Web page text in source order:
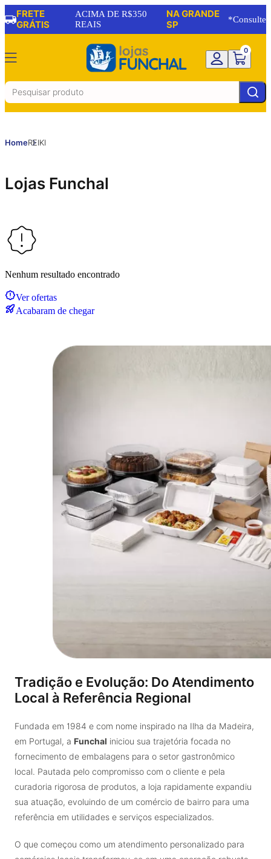
FRETE
GRÁTIS
ACIMA DE R$350
REAIS
NA GRANDE
SP
*Consulte
0
HomeREIKI
Lojas Funchal
Nenhum resultado encontrado
Ver ofertas
Acabaram de chegar
Tradição e Evolução: Do Atendimento
Local à Referência Regional
Fundada em 1984 e com nome inspirado na Ilha da Madeira,
em Portugal, a Funchal iniciou sua trajetória focada no
fornecimento de embalagens para o setor gastronômico
local. Pautada pelo compromisso com o cliente e pela
curadoria rigorosa de produtos, a loja rapidamente expandiu
sua atuação, evoluindo de um comércio de bairro para uma
referência em utilidades e serviços especializados.
O que começou como um atendimento personalizado para